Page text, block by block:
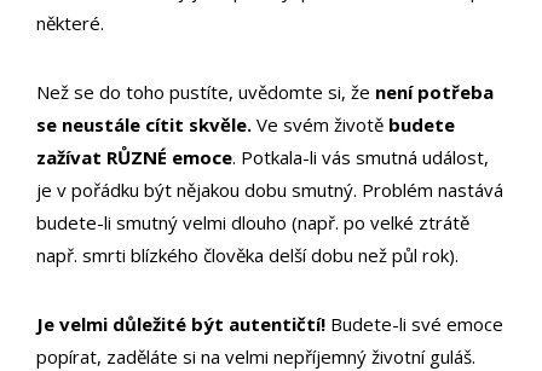
některé.
Než se do toho pustíte, uvědomte si, že není potřeba
se neustále cítit skvěle. Ve svém životě budete
zažívat RŮZNÉ emoce. Potkala-li vás smutná událost,
je v pořádku být nějakou dobu smutný. Problém nastává
budete-li smutný velmi dlouho (např. po velké ztrátě
např. smrti blízkého člověka delší dobu než půl rok).
Je velmi důležité být autentičtí! Budete-li své emoce
popírat, zaděláte si na velmi nepříjemný životní guláš.